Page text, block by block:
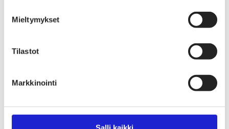
Mieltymykset
Tilastot
Markkinointi
Suomen Tekstiili & Muoti
Liiton strategia
Liiton säännöt
Laskutusosoite
Mediapankki
Tilastoja Suomen Tekstiili & Muoti ry:stä ja sen